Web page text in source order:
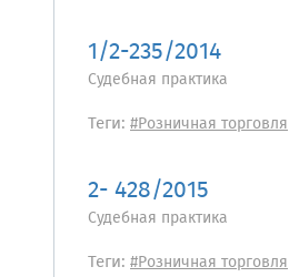
1/2-235/2014
Судебная практика
Теги: #Розничная торговля
2- 428/2015
Судебная практика
Теги: #Розничная торговля